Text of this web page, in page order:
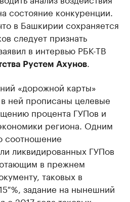
состояние конкуренции.
в Башкирии сохраняется
следует признать
в интервью РБК-ТВ
Рустем Ахунов.
«дорожной карты»
ней прописаны целевые
процента ГУПов и
региона. Одним
соотношение
ликвидированных ГУПов
в прежнем
таковых в
%, задание на нынешний